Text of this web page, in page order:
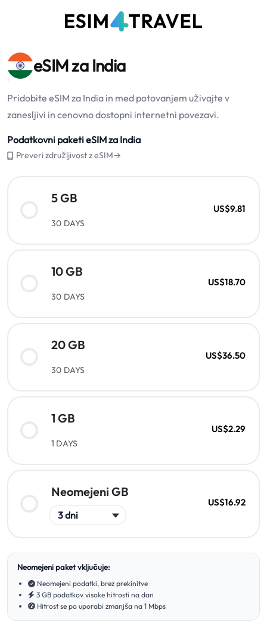
eSIM za India
Pridobite eSIM za India in med potovanjem uživajte v
zanesljivi in cenovno dostopni internetni povezavi.
Podatkovni paketi eSIM za India
Preveri združljivost z eSIM→
5 GB
30 DAYS
US$9.81
10 GB
30 DAYS
US$18.70
20 GB
30 DAYS
US$36.50
1 GB
1 DAYS
US$2.29
Neomejeni GB
US$16.92
Neomejeni paket vključuje:
Neomejeni podatki, brez prekinitve
3 GB podatkov visoke hitrosti na dan
Hitrost se po uporabi zmanjša na 1 Mbps